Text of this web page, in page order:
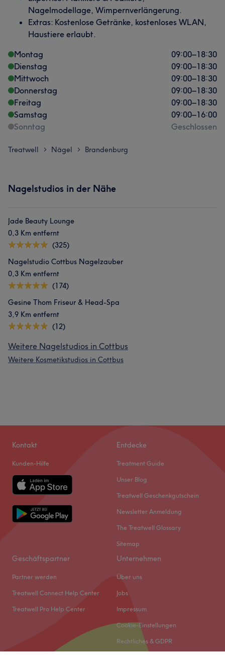
Nagelmodellage, Wimpernverlängerung.
Extras: Kostenlose Getränke, kostenloses WLAN,
Haustiere erlaubt.
Montag
09:00–18:30
Dienstag
09:00–18:30
Mittwoch
09:00–18:30
Donnerstag
09:00–18:30
Freitag
09:00–18:30
Samstag
09:00–16:00
Sonntag
Geschlossen
Treatwell > Nägel > Brandenburg
Nagelstudios in der Nähe
Jade Beauty Lounge
0,3 Km entfernt
(325)
Nagelstudio Cottbus Nagelzauber
0,3 Km entfernt
(174)
Gesine Thom Friseur & Head-Spa
3,9 Km entfernt
(12)
Weitere Nagelstudios in Cottbus
Weitere Kosmetikstudios in Cottbus
Kontakt
Kunden-Hilfe
Entdecke
Treatment Guide
Unser Blog
Treatwell Geschenkgutschein
Newsletter Anmeldung
The Treatwell Glossary
Sitemap
Geschäftspartner
Partner werden
Treatwell Connect Help Center
Treatwell Pro Help Center
Unternehmen
Über uns
Jobs
Impressum
Cookie-Einstellungen
Rechtliches & GDPR